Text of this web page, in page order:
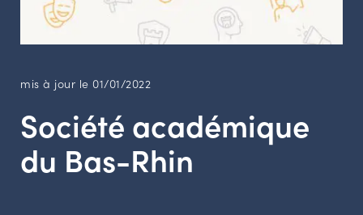
LES ACTIONS PHARES
CONTACT
Agenda
Annuaire
Ressources
mis à jour le 01/01/2022
Société académique
du Bas-Rhin